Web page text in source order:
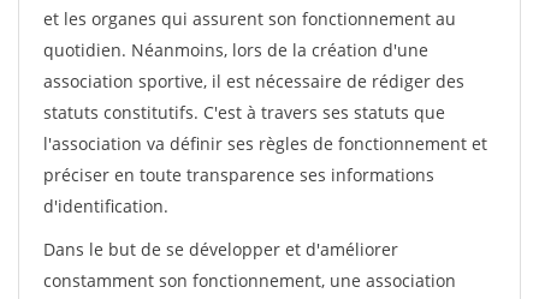
et les organes qui assurent son fonctionnement au
quotidien. Néanmoins, lors de la création d'une
association sportive, il est nécessaire de rédiger des
statuts constitutifs. C'est à travers ses statuts que
l'association va définir ses règles de fonctionnement et
préciser en toute transparence ses informations
d'identification.
Dans le but de se développer et d'améliorer
constamment son fonctionnement, une association